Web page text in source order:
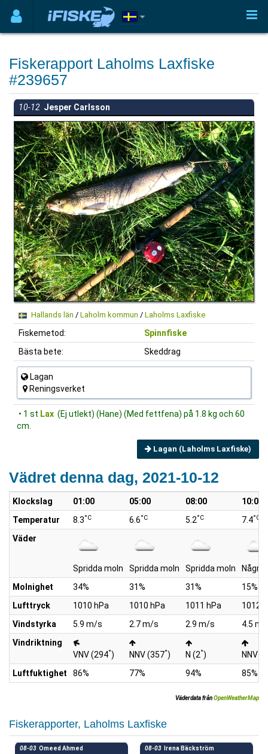
Fiskerapport Laholms Laxfiske
#239657
10-12 Jesper Carlsson
Hallands län / Laholm kommun / Laholms Laxfiske
Fiskemetod:
Spinnfiske
Bästa bete:
Skeddrag
Lagan
Reningsverket
• 1 st Lax (Ej utlekt) (Hane) (Med fettfena) på 1.8 kg och 60
cm.
Lagan (Laholms Laxfiske)
Vädret denna dag, 2021-10-12
Klockslag 01:00 05:00 08:00
10:00
Temperatur
8.3°C 6.6°C 5.2°C 7.4°C
Väder
Spridda moln Spridda moln Spridda moln
Några
Molnighet
34% 31% 31%
15%
Lufttryck
1010 hPa 1010 hPa 1011 hPa
1012
Vindstyrka
5.9 m/s 2.7 m/s 2.9 m/s
4.5
Vindriktning
VNV (294°) NNV (357°) N (2°)
NNV
Luftfuktighet
86% 77% 94% 85%
Väderdata frånOpenWeatherMap
Fiskerapporter, Laholms Laxfiske
08-03 Omeed Ahmed 08-03 Irena Bäckström